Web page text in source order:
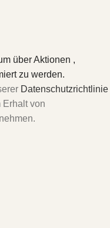
über Aktionen ,
zu werden.
Datenschutzrichtlinie
von